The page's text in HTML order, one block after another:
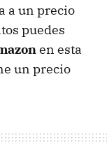
a un precio
puedes
en esta
un precio